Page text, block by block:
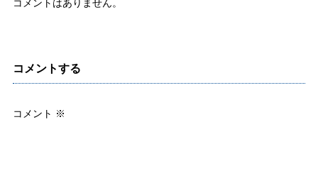
コメントはありません。
コメントする
コメント ※